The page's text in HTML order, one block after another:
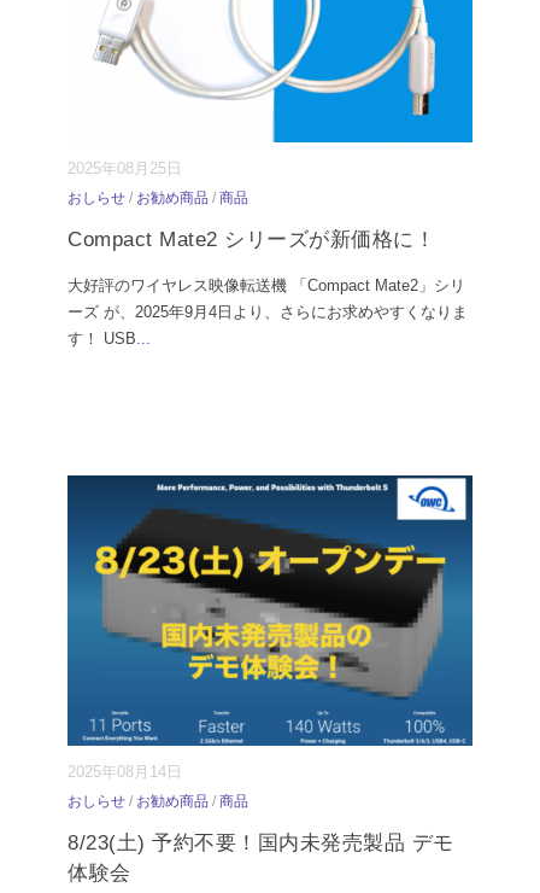
2025年08月25日
おしらせ / お勧め商品 / 商品
Compact Mate2 シリーズが新価格に！
大好評のワイヤレス映像転送機 「Compact Mate2」シリ
ーズ が、2025年9月4日より、さらにお求めやすくなりま
す！ USB...
2025年08月14日
おしらせ / お勧め商品 / 商品
8/23(土) 予約不要！国内未発売製品 デモ
体験会